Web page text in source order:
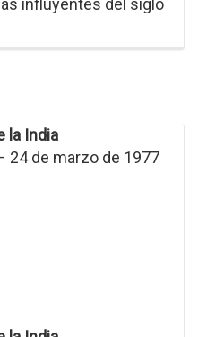
influyentes del siglo
la India
24 de marzo de 1977